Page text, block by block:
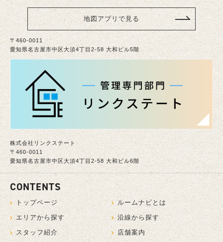
CONTENTS
トップページ
ルームナビとは
エリアから探す
沿線から探す
スタッフ紹介
店舗案内
地図アプリで見る
〒460-0011
愛知県名古屋市中区大須4丁目2-58 大和ビル5階
株式会社リンクステート
〒460-0011
愛知県名古屋市中区大須4丁目2-58 大和ビル6階